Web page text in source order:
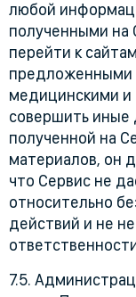
любой
полученными на
перейти к
предложенными
медицинскими и
совершить иные
полученной на
материалов, он
что Сервис не
относительно
действий и не
7.5.